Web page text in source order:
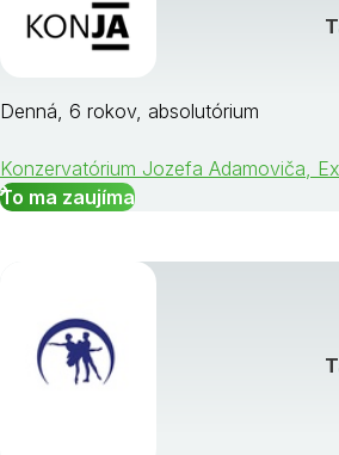
Denná, 6 rokov, absolutórium
Konzervatórium Jozefa Adamoviča,
To ma zaujíma